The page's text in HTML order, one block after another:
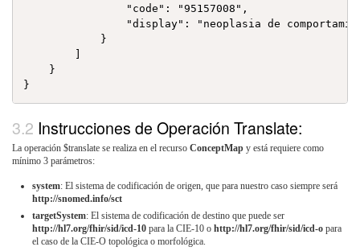
                "code": "95157008",
"display": "neoplasia de
            }
    }
Instrucciones de Operación Translate:
La operación $translate se realiza en el recurso ConceptMap y está requiere como
mínimo 3 parámetros:
system: El sistema de codificación de origen, que para nuestro caso siempre será
http://snomed.info/sct
targetSystem: El sistema de codificación de destino que puede ser
http://hl7.org/fhir/sid/icd-10 para la CIE-10 o http://hl7.org/fhir/sid/icd-o para
el caso de la CIE-O topológica o morfológica.